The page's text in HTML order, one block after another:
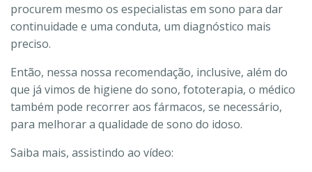
procurem mesmo os especialistas em sono para dar
continuidade e uma conduta, um diagnóstico mais
preciso.
Então, nessa nossa recomendação, inclusive, além do
que já vimos de higiene do sono, fototerapia, o médico
também pode recorrer aos fármacos, se necessário,
para melhorar a qualidade de sono do idoso.
Saiba mais, assistindo ao vídeo: